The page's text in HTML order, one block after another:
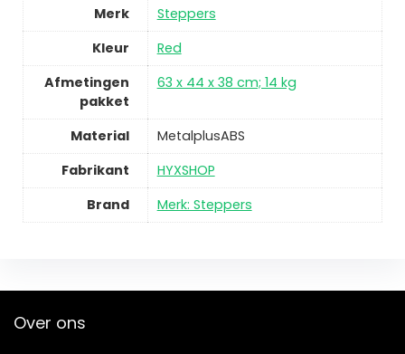
Merk
Steppers
Kleur
Red
Afmetingen
pakket
63 x 44 x 38 cm; 14 kg
Material
MetalplusABS
Fabrikant
HYXSHOP
Brand
Merk: Steppers
Over ons